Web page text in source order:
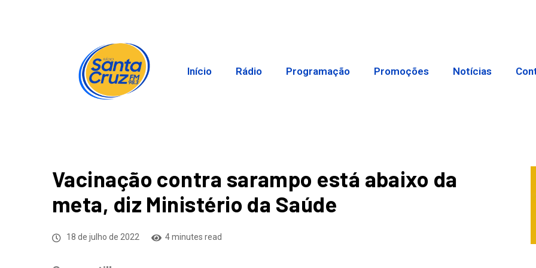
Início Rádio Programação Promoções Notícias
Vacinação contra sarampo está abaixo da
meta, diz Ministério da Saúde
18 de julho de 2022 4 minutes read